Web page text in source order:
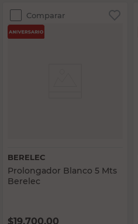
Comparar
BERELEC
Prolongador Blanco 5 Mts
Berelec
$19.700,00